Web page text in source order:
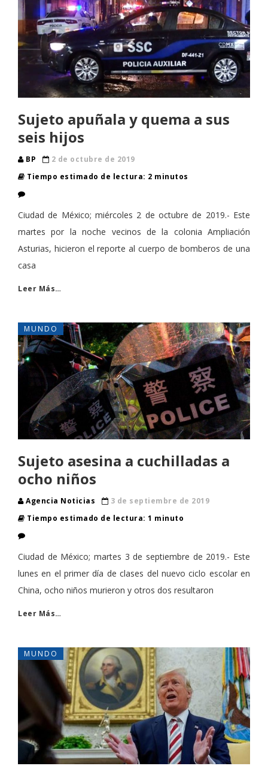
Sujeto apuñala y quema a sus
seis hijos
BP
2 de octubre de 2019
Tiempo estimado de lectura: 2 minutos
Ciudad de México; miércoles 2 de octubre de 2019.- Este
martes por la noche vecinos de la colonia Ampliación
Asturias, hicieron el reporte al cuerpo de bomberos de una
casa
Leer Más…
MUNDO
Sujeto asesina a cuchilladas a
ocho niños
Agencia Noticias
3 de septiembre de 2019
Tiempo estimado de lectura: 1 minuto
Ciudad de México; martes 3 de septiembre de 2019.- Este
lunes en el primer día de clases del nuevo ciclo escolar en
China, ocho niños murieron y otros dos resultaron
Leer Más…
MUNDO